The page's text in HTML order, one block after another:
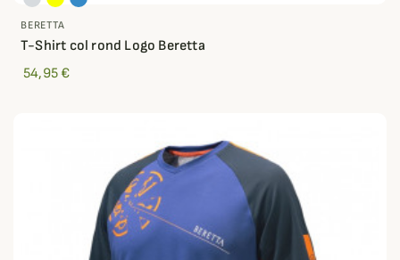
BERETTA
T-Shirt col rond Logo Beretta
54,95 €